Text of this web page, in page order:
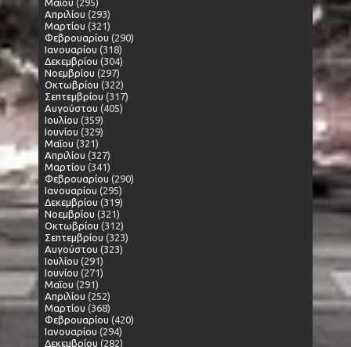
Απριλίου (293)
Μαρτίου (321)
Φεβρουαρίου (290)
Ιανουαρίου (318)
Δεκεμβρίου (304)
Νοεμβρίου (297)
Οκτωβρίου (322)
Σεπτεμβρίου (317)
Αυγούστου (405)
Ιουλίου (359)
Ιουνίου (329)
Μαΐου (321)
Απριλίου (327)
Μαρτίου (341)
Φεβρουαρίου (290)
Ιανουαρίου (295)
Δεκεμβρίου (319)
Νοεμβρίου (321)
Οκτωβρίου (312)
Σεπτεμβρίου (323)
Αυγούστου (323)
Ιουλίου (291)
Ιουνίου (271)
Μαΐου (291)
Απριλίου (252)
Μαρτίου (368)
Φεβρουαρίου (420)
Ιανουαρίου (294)
Δεκεμβρίου (282)